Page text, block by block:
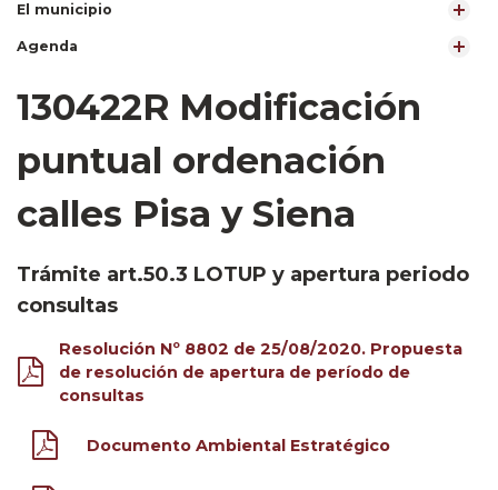
El municipio
Agenda
130422R Modificación
puntual ordenación
calles Pisa y Siena
Trámite art.50.3 LOTUP y apertura periodo
consultas
Resolución Nº 8802 de 25/08/2020. Propuesta
de resolución de apertura de período de
consultas
Documento Ambiental Estratégico